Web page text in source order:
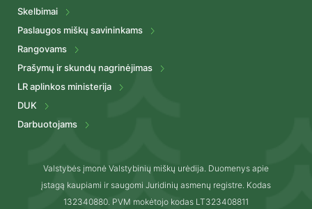
Skelbimai
Paslaugos miškų savininkams
Rangovams
Prašymų ir skundų nagrinėjimas
LR aplinkos ministerija
DUK
Darbuotojams
Valstybės įmonė Valstybinių miškų urėdija. Duomenys apie
įstagą kaupiami ir saugomi Juridinių asmenų registre. Kodas
132340880. PVM mokėtojo kodas LT323408811